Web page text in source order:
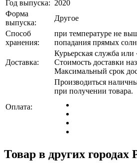
Год выпуска: 2020
Форма
выпуска:
Другое
Способ
хранения:
при температуре не
попадания прямых
Доставка:
Курьерская служба
Стоимость доставки
Максимальный срок
Оплата:
Производиться
при получении товара.
Товар в других городах